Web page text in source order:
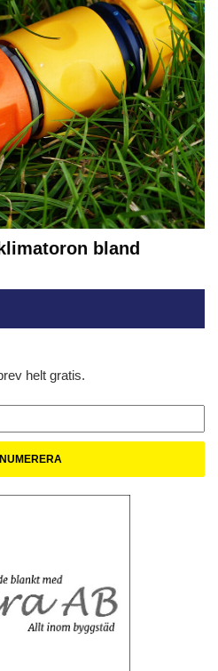
bland
helt gratis.